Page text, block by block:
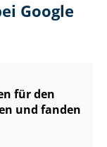
Google
für den
und fanden